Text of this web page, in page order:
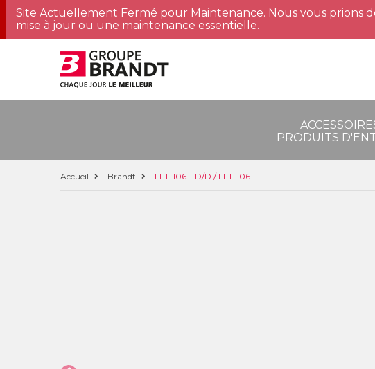
Site Actuellement Fermé pour Maintenance. Nous vous
mise à jour ou une maintenance essentielle.
PRODUITS
Accueil Brandt FFT-106-FD/D / FFT-106